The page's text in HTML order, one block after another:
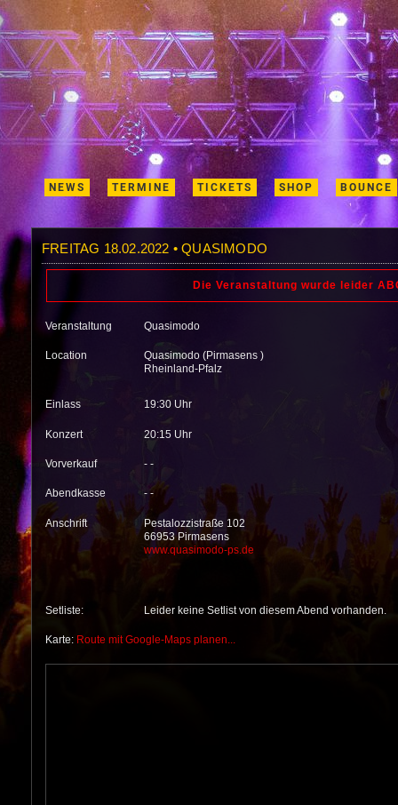
NEWS TERMINE TICKETS SHOP BOUNCE
FREITAG 18.02.2022 • QUASIMODO
Die Veranstaltung wurde leider
Veranstaltung Quasimodo
Location
Quasimodo (Pirmasens )
Rheinland-Pfalz
Einlass 19:30 Uhr
Konzert 20:15 Uhr
Vorverkauf - -
Abendkasse - -
Anschrift
Pestalozzistraße 102
66953 Pirmasens
www.quasimodo-ps.de
Setliste: Leider keine Setlist von diesem Abend vorhanden.
Karte: Route mit Google-Maps planen...